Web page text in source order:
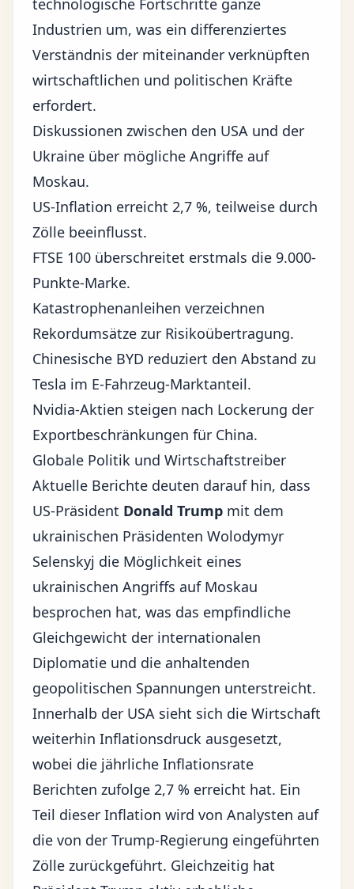
technologische Fortschritte ganze
Industrien um, was ein differenziertes
Verständnis der miteinander verknüpften
wirtschaftlichen und politischen Kräfte
erfordert.
Diskussionen zwischen den USA und der
Ukraine über mögliche Angriffe auf
Moskau.
US-Inflation erreicht 2,7 %, teilweise durch
Zölle beeinflusst.
FTSE 100 überschreitet erstmals die 9.000-
Punkte-Marke.
Katastrophenanleihen verzeichnen
Rekordumsätze zur Risikoübertragung.
Chinesische BYD reduziert den Abstand zu
Tesla im E-Fahrzeug-Marktanteil.
Nvidia-Aktien steigen nach Lockerung der
Exportbeschränkungen für China.
Globale Politik und Wirtschaftstreiber
Aktuelle Berichte deuten darauf hin, dass
US-Präsident Donald Trump mit dem
ukrainischen Präsidenten Wolodymyr
Selenskyj die Möglichkeit eines
ukrainischen Angriffs auf Moskau
besprochen hat, was das empfindliche
Gleichgewicht der internationalen
Diplomatie und die anhaltenden
geopolitischen Spannungen unterstreicht.
Innerhalb der USA sieht sich die Wirtschaft
weiterhin Inflationsdruck ausgesetzt,
wobei die jährliche Inflationsrate
Berichten zufolge 2,7 % erreicht hat. Ein
Teil dieser Inflation wird von Analysten auf
die von der Trump-Regierung eingeführten
Zölle zurückgeführt. Gleichzeitig hat